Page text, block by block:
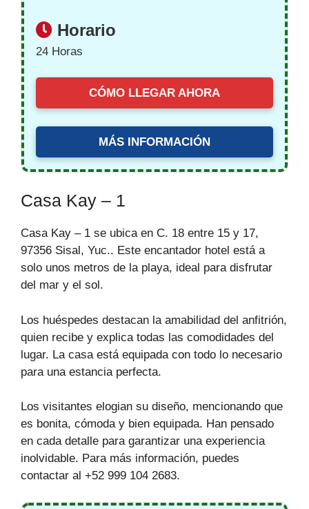
Horario
24 Horas
CÓMO LLEGAR AHORA
MÁS INFORMACIÓN
Casa Kay – 1
Casa Kay – 1 se ubica en C. 18 entre 15 y 17,
97356 Sisal, Yuc.. Este encantador hotel está a
solo unos metros de la playa, ideal para disfrutar
del mar y el sol.
Los huéspedes destacan la amabilidad del anfitrión,
quien recibe y explica todas las comodidades del
lugar. La casa está equipada con todo lo necesario
para una estancia perfecta.
Los visitantes elogian su diseño, mencionando que
es bonita, cómoda y bien equipada. Han pensado
en cada detalle para garantizar una experiencia
inolvidable. Para más información, puedes
contactar al +52 999 104 2683.